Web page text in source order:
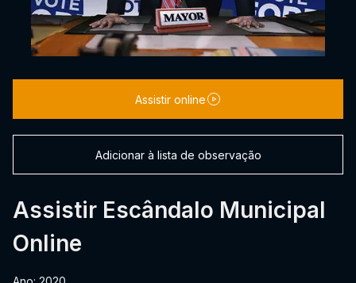
Assistir Escândalo Municipal
Online
Assistir online
Adicionar à lista de observação